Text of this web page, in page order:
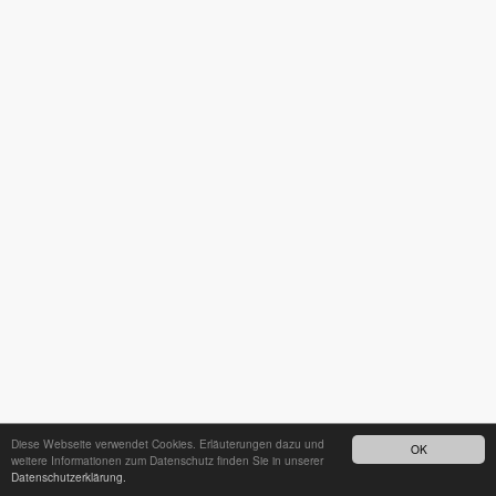
OK
Diese Webseite verwendet Cookies. Erläuterungen dazu und
weitere Informationen zum Datenschutz finden Sie in unserer
Datenschutzerklärung.24h - Bereitschaftsdienst unter